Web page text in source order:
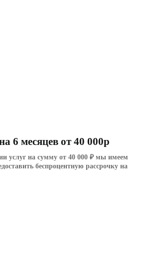
6 месяцев от 40 000р
услуг на сумму от 40 000 ₽ мы имеем
беспроцентную рассрочку на